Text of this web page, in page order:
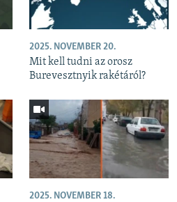
2025. NOVEMBER 20.
Mit kell tudni az orosz
Burevesztnyik rakétáról?
2025. NOVEMBER 18.